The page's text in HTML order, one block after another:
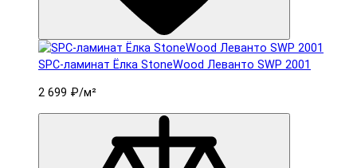
SPC-ламинат Ëлка StoneWood Леванто SWP 2001
2 699 ₽/м²